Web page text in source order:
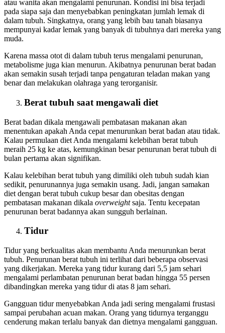
atau wanita akan mengalami penurunan. Kondisi ini bisa terjadi
pada siapa saja dan menyebabkan peningkatan jumlah lemak di
dalam tubuh. Singkatnya, orang yang lebih bau tanah biasanya
mempunyai kadar lemak yang banyak di tubuhnya dari mereka yang
muda.
Karena massa otot di dalam tubuh terus mengalami penurunan,
metabolisme juga kian menurun. Akibatnya penurunan berat badan
akan semakin susah terjadi tanpa pengaturan teladan makan yang
benar dan melakukan olahraga yang terorganisir.
Berat tubuh saat mengawali diet
Berat badan dikala mengawali pembatasan makanan akan
menentukan apakah Anda cepat menurunkan berat badan atau tidak.
Kalau permulaan diet Anda mengalami kelebihan berat tubuh
meraih 25 kg ke atas, kemungkinan besar penurunan berat tubuh di
bulan pertama akan signifikan.
Kalau kelebihan berat tubuh yang dimiliki oleh tubuh sudah kian
sedikit, penurunannya juga semakin usang. Jadi, jangan samakan
diet dengan berat tubuh cukup besar dan obesitas dengan
pembatasan makanan dikala overweightsaja. Tentu kecepatan
penurunan berat badannya akan sungguh berlainan.
Tidur
Tidur yang berkualitas akan membantu Anda menurunkan berat
tubuh. Penurunan berat tubuh ini terlihat dari beberapa observasi
yang dikerjakan. Mereka yang tidur kurang dari 5,5 jam sehari
mengalami perlambatan penurunan berat badan hingga 55 persen
dibandingkan mereka yang tidur di atas 8 jam sehari.
Gangguan tidur menyebabkan Anda jadi sering mengalami frustasi
sampai perubahan acuan makan. Orang yang tidurnya terganggu
cenderung makan terlalu banyak dan dietnya mengalami gangguan.